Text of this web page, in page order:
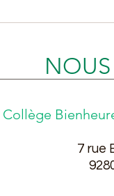
des diplômes du
Collège
7 rue
9